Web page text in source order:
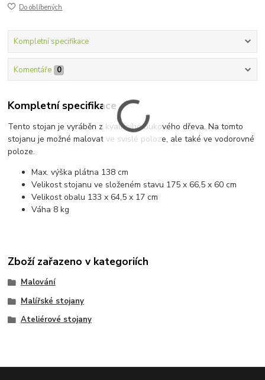
Do oblíbených
Kompletní specifikace
Komentáře 0
Kompletní specifikace
Tento stojan je vyráběn z kvalitního bukového dřeva. Na tomto
stojanu je možné malovat ve svislé poloze, ale také ve vodorovné
poloze.
Max. výška plátna 138 cm
Velikost stojanu ve složeném stavu 175 x 66,5 x 60 cm
Velikost obalu 133 x 64,5 x 17 cm
Váha 8 kg
Zboží zařazeno v kategoriích
Malování
Malířské stojany
Ateliérové stojany